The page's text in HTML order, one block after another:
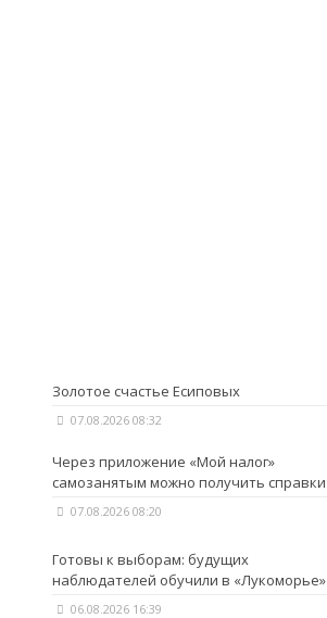
Золотое счастье Есиповых
07.08.2026 08:32
Через приложение «Мой налог»
самозанятым можно получить справки
07.08.2026 08:20
Готовы к выборам: будущих
наблюдателей обучили в «Лукоморье»
06.08.2026 16:39